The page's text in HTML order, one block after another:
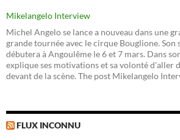
Mikelangelo Interview
Michel Angelo se lance a nouveau dans une
grande tournée avec le cirque Bouglione. Son
débutera à Angoulême le 6 et 7 mars. Dans
explique ses motivations et sa volonté d'aller
devant de la scène. The post Mikelangelo
FLUX INCONNU